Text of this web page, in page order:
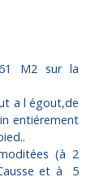
M2 sur la
a l égout,de
entiérement
(à 2
et à 5